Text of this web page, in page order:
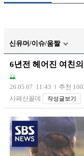
트럭/버스 항공/해운/
장착시공사진
신유머/이슈/움짤
6년전 헤어진 여친
26.05.07 11:43 추천
사패산꼴데
작성글보기